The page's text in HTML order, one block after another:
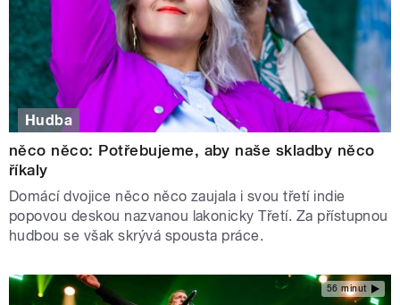
Hudba
něco něco: Potřebujeme, aby naše skladby něco
říkaly
Domácí dvojice něco něco zaujala i svou třetí indie
popovou deskou nazvanou lakonicky Třetí. Za přístupnou
hudbou se však skrývá spousta práce.
56 minut